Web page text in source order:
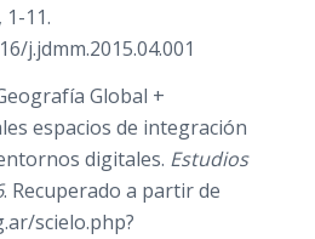
1-11.
j.jdmm.2015.04.001
Global +
espacios de integración
digitales. Estudios
. Recuperado a partir de
scielo.php?